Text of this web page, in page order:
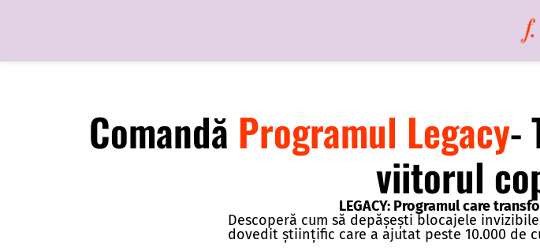
Comandă Programul Legacy-
viitorul
LEGACY: Programul care
Descoperă cum să depășești blocajele
dovedit științific care a ajutat peste 10.000 de